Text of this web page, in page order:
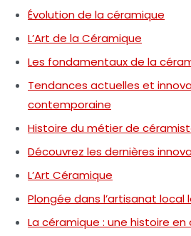
Évolution de la céramique
L’Art de la Céramique
Les fondamentaux de la
Tendances actuelles et
contemporaine
Histoire du métier de
Découvrez les dernières
L’Art Céramique
Plongée dans l’artisanat local
La céramique : une histoire